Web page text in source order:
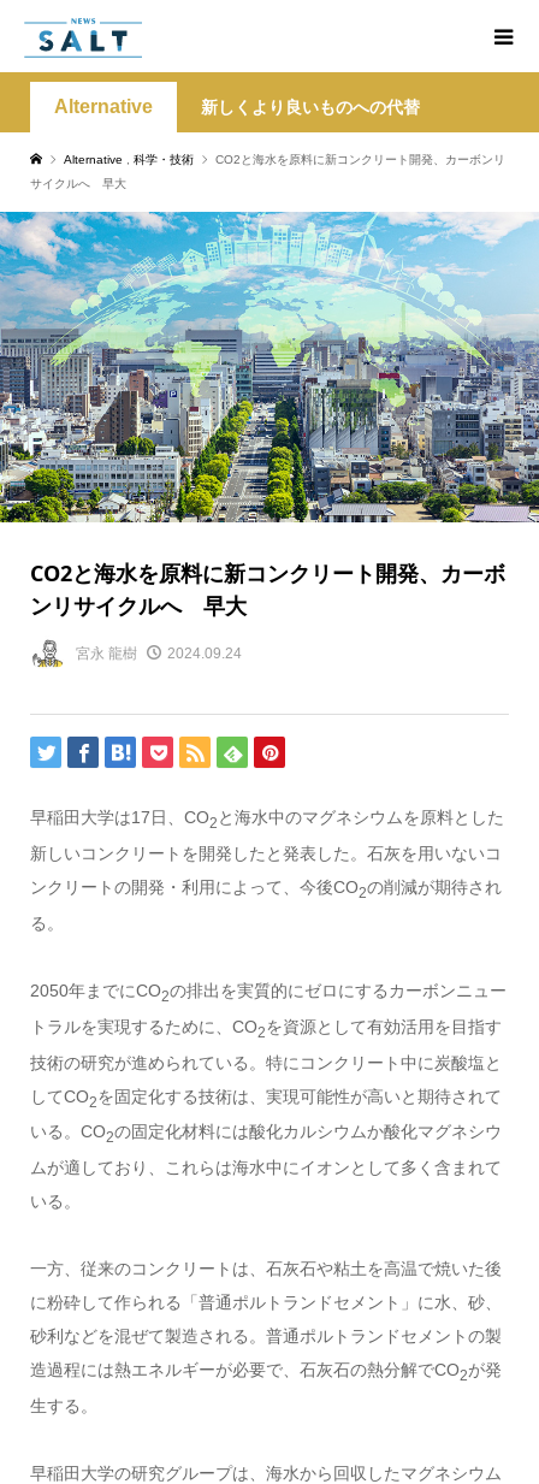
Alternative 新しくより良いものへの代替
Alternative 科学・技術
CO2と海水を原料に新コンクリート開発、カーボンリ
サイクルへ 早大
CO2と海水を原料に新コンクリート開発、カーボ
ンリサイクルへ 早大
宮永 龍樹 2024.09.24
早稲田大学は17日、CO2 と海水中のマグネシウムを原料とした
新しいコンクリートを開発したと発表した。石灰を用いないコ
ンクリートの開発・利用によって、今後CO2の削減が期待され
る。
2050年までにCO2の排出を実質的にゼロにするカーボンニュー
トラルを実現するために、CO2を資源として有効活用を目指す
技術の研究が進められている。特にコンクリート中に炭酸塩と
してCO2を固定化する技術は、実現可能性が高いと期待されて
いる。CO2の固定化材料には酸化カルシウムか酸化マグネシウ
ムが適しており、これらは海水中にイオンとして多く含まれて
いる。
一方、従来のコンクリートは、石灰石や粘土を高温で焼いた後
に粉砕して作られる「普通ポルトランドセメント」に水、砂、
砂利などを混ぜて製造される。普通ポルトランドセメントの製
造過程には熱エネルギーが必要で、石灰石の熱分解でCO2が発
生する。
早稲田大学の研究グループは、海水から回収したマグネシウム